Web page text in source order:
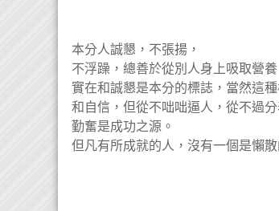
本分人誠懇，不張揚，
不浮躁，總善於從別人身上吸取營
實在和誠懇是本分的標誌，當然這
和自信，但從不咄咄逼人，從不過分
勤奮是成功之源。
但凡有所成就的人，沒有一個是懶